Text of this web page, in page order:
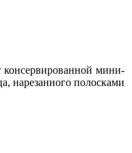
консервированной мини-
нарезанного полосками